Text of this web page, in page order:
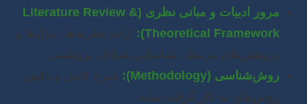
مرور ادبیات و مبانی نظری (Literature Review &
Theoretical Framework):
ارائه نظریه‌ها، مدل‌ها و
پژوهش‌های مرتبط، شناسایی شکاف پژوهشی.
روش‌شناسی (Methodology):
شرح کامل و دقیق
روش‌های به کار گرفته شده.